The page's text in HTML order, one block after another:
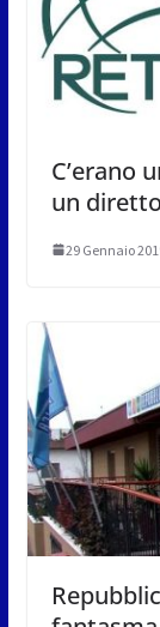
C’erano
un
29 Gennaio